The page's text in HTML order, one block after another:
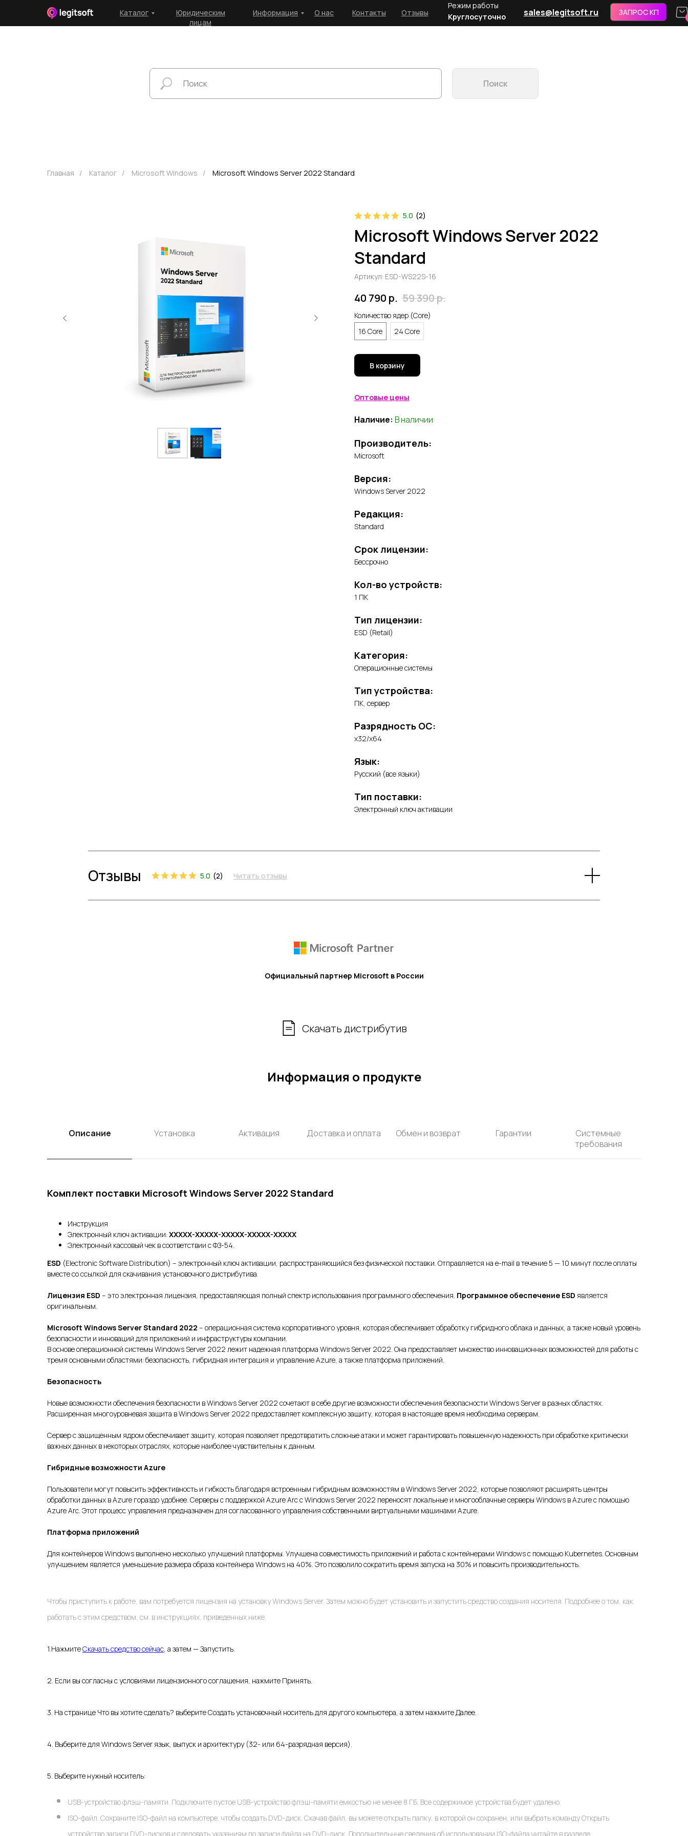
Каталог
Юридическим
лицам
Информация О нас Контакты ЗАПРОС КП
sales@legitsoft.ru
Режим работы
Круглосуточно
Отзывы
Поиск
Главная / Каталог / Microsoft Windows / Microsoft Windows Server 2022 Standard
5.0 (2)
Microsoft Windows Server 2022
Standard
Артикул: ESD-WS22S-16
40 790 р. 59 390р.
Количество ядер (Core)
16 Core
24 Core
В корзину
Оптовые цены
Наличие: В наличии
Производитель:
Microsoft
Версия:
Windows Server 2022
Редакция:
Standard
Срок лицензии:
Бессрочно
Кол-во устройств:
1 ПК
Тип лицензии:
ESD (Retail)
Категория:
Операционные системы
Тип устройства:
ПК, сервер
Разрядность ОС:
x32/x64
Язык:
Русский (все языки)
Тип поставки:
Электронный ключ активации
Отзывы 5.0 (2) Читать отзывы
Официальный партнер Microsoft в России
Скачать дистрибутив
Информация о продукте
Описание Установка Активация Доставка и оплата Обмен и возврат Гарантии
Системные
требования
Комплект поставки Microsoft Windows Server 2022 Standard
Инструкция
Электронный ключ активации: XXXXX-XXXXX-XXXXX-XXXXX-XXXXX
Электронный кассовый чек в соответствии с ФЗ-54.
ESD (Electronic Software Distribution) – электронный ключ активации, распространяющийся без физической поставки. Отправляется на e-mail в течение 5 — 10 минут после оплаты
вместе со ссылкой для скачивания установочного дистрибутива.
Лицензия ESD – это электронная лицензия, предоставляющая полный спектр использования программного обеспечения. Программное обеспечение ESD является
оригинальным.
Microsoft Windows Server Standard 2022 – операционная система корпоративного уровня, которая обеспечивает обработку гибридного облака и данных, а также новый уровень
безопасности и инноваций для приложений и инфраструктуры компании.
В основе операционной системы Windows Server 2022 лежит надежная платформа Windows Server 2022. Она предоставляет множество инновационных возможностей для работы с
тремя основными областями: безопасность, гибридная интеграция и управление Azure, а также платформа приложений.
Безопасность
Новые возможности обеспечения безопасности в Windows Server 2022 сочетают в себе другие возможности обеспечения безопасности Windows Server в разных областях.
Расширенная многоуровневая защита в Windows Server 2022 предоставляет комплексную защиту, которая в настоящее время необходима серверам.
Сервер с защищенным ядром обеспечивает защиту, которая позволяет предотвратить сложные атаки и может гарантировать повышенную надежность при обработке критически
важных данных в некоторых отраслях, которые наиболее чувствительны к данным.
Гибридные возможности Azure
Пользователи могут повысить эффективность и гибкость благодаря встроенным гибридным возможностям в Windows Server 2022, которые позволяют расширять центры
обработки данных в Azure гораздо удобнее. Серверы с поддержкой Azure Arc с Windows Server 2022 переносят локальные и многооблачные серверы Windows в Azure с помощью
Azure Arc. Этот процесс управления предназначен для согласованного управления собственными виртуальными машинами Azure.
Платформа приложений
Для контейнеров Windows выполнено несколько улучшений платформы. Улучшена совместимость приложений и работа с контейнерами Windows с помощью Kubernetes. Основным
улучшением является уменьшение размера образа контейнера Windows на 40%. Это позволило сократить время запуска на 30% и повысить производительность.
Чтобы приступить к работе, вам потребуется лицензия на установку Windows Server. Затем можно будет установить и запустить средство создания носителя. Подробнее о том, как
работать с этим средством, см. в инструкциях, приведенных ниже.
1.НажмитеСкачать средство сейчас, а затем — Запустить.
2. Если вы согласны с условиями лицензионного соглашения, нажмите Принять.
3. На странице Что вы хотите сделать? выберите Создать установочный носитель для другого компьютера, а затем нажмите Далее.
4. Выберите для Windows Server язык, выпуск и архитектуру (32- или 64-разрядная версия).
5. Выберите нужный носитель:
USB-устройство флэш-памяти. Подключите пустое USB-устройство флэш-памяти емкостью не менее 8 ГБ. Все содержимое устройства будет удалено.
ISO-файл. Сохраните ISO-файл на компьютере, чтобы создать DVD-диск. Скачав файл, вы можете открыть папку, в которой он сохранен, или выбрать команду Открыть
устройство записи DVD-дисков и следовать указаниям по записи файла на DVD-диск. Дополнительные сведения об использовании ISO-файла читайте в разделе